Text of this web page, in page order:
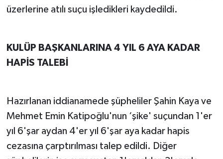
üzerlerine atılı suçu işledikleri kaydedildi.
KULÜP BAŞKANLARINA 4 YIL 6 AYA KADAR
HAPİS TALEBİ
Hazırlanan iddianamede şüpheliler Şahin Kaya ve
Mehmet Emin Katipoğlu'nun ‘şike' suçundan 1'er
yıl 6'şar aydan 4'er yıl 6'şar aya kadar hapis
cezasına çarptırılması talep edildi. Diğer